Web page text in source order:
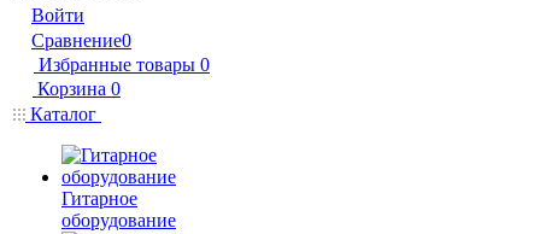
Войти
Сравнение0
Избранные товары 0
Корзина 0
Каталог
Гитарное
оборудование